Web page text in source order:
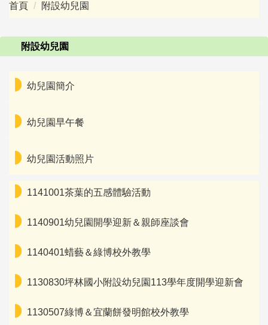
防疫專區
十二年國教資訊
下載專區
資訊組
首頁 附設幼兒園
附設幼兒園
幼兒園簡介
幼兒園早午餐
幼兒園活動照片
1141001茶葉的五感體驗活動
1140901幼兒園開學迎新＆親師座談會
1140401蜡藝＆綠博校外教學
1130830坪林國小附設幼兒園113學年度開學迎新會
1130507綠博＆宜蘭餅發明館校外教學